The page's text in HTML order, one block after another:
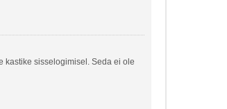
kastike sisselogimisel. Seda ei ole